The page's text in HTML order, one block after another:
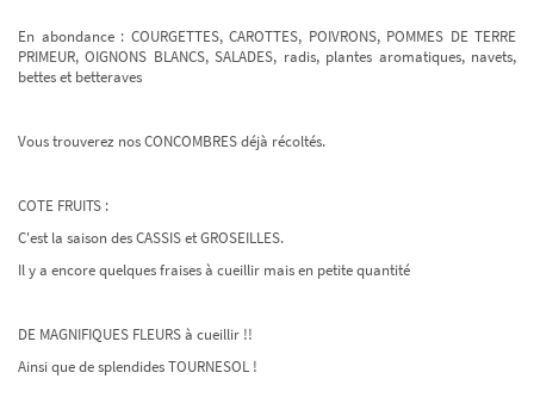
En abondance : COURGETTES, CAROTTES, POIVRONS, POMMES DE TERRE
PRIMEUR, OIGNONS BLANCS, SALADES, radis, plantes aromatiques, navets,
bettes et betteraves
Vous trouverez nos CONCOMBRES déjà récoltés.
COTE FRUITS :
C'est la saison des CASSIS et GROSEILLES.
Il y a encore quelques fraises à cueillir mais en petite quantité
DE MAGNIFIQUES FLEURS à cueillir !!
Ainsi que de splendides TOURNESOL !